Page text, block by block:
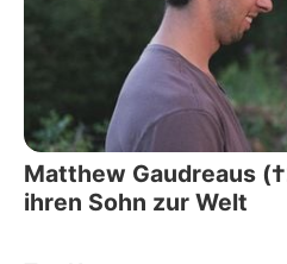
Matthew Gaudreaus
ihren Sohn zur Welt